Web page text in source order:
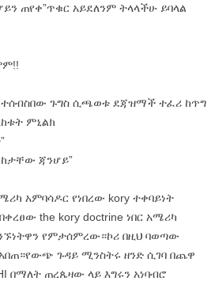
ጠየቀ”ጥቁር አይደለንም ትላላችሁ ይባላል
ተሰብስበው ጉግስ ሲጫወቱ ደጃዝማች ተፈሪ ከጥግ
ምኒልክ
ጃንሆይ”
አምባሳዶር የነበረው kory ተቀባይነት
the kory doctrine ነበር አሜሪካ
የምታሰምረው።ኮሪ በዚህ ባወጣው
ጉዳይ ሚንስትሩ ዘንድ ሲገባ በጨዋ
በማለት ጠረጴዛው ላይ እግሩን አነባብሮ